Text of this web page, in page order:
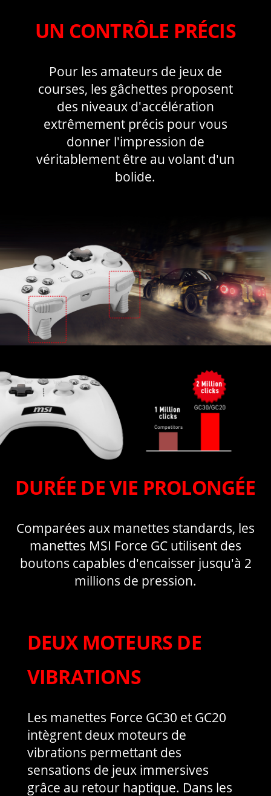
UN CONTRÔLE PRÉCIS
Pour les amateurs de jeux de
courses, les gâchettes proposent
des niveaux d'accélération
extrêmement précis pour vous
donner l'impression de
véritablement être au volant d'un
bolide.
DURÉE DE VIE PROLONGÉE
Comparées aux manettes standards, les
manettes MSI Force GC utilisent des
boutons capables d'encaisser jusqu'à 2
millions de pression.
DEUX MOTEURS DE
VIBRATIONS
Les manettes Force GC30 et GC20
intègrent deux moteurs de
vibrations permettant des
sensations de jeux immersives
grâce au retour haptique. Dans les